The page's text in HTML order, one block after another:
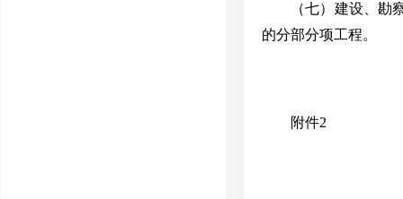
（七）建设、
的分部分项工程。
附件2